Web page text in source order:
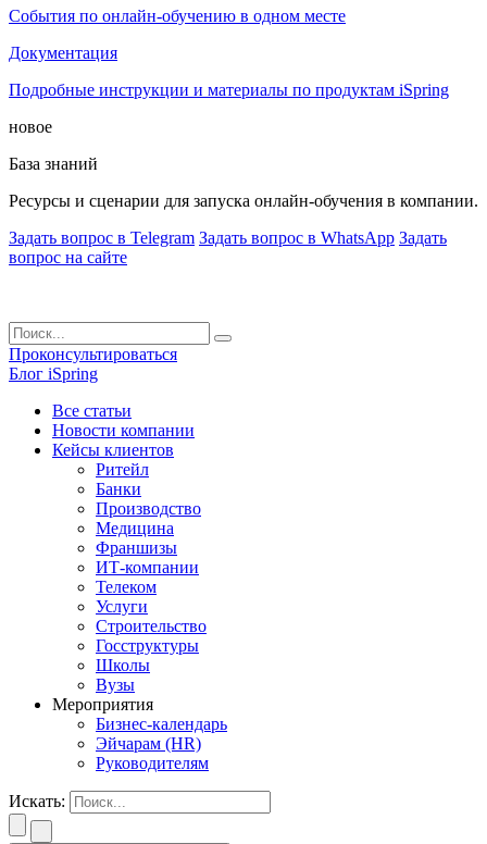
События по онлайн-обучению в одном месте
Документация
Подробные инструкции и материалы по продуктам iSpring
новое
База знаний
Ресурсы и сценарии для запуска онлайн-обучения в компании.
Задать вопрос в Telegram Задать вопрос в WhatsApp Задать
вопрос на сайте
Проконсультироваться
Блог iSpring
Все статьи
Новости компании
Кейсы клиентов
Ритейл
Банки
Производство
Медицина
Франшизы
ИТ-компании
Телеком
Услуги
Строительство
Госструктуры
Школы
Вузы
Мероприятия
Бизнес-календарь
Эйчарам (HR)
Руководителям
Искать: